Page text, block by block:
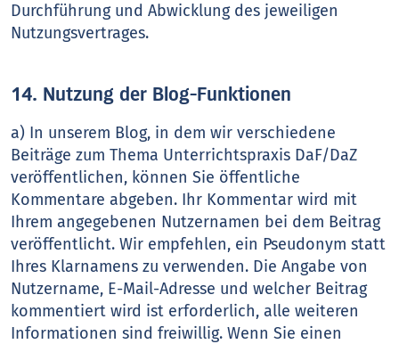
Durchführung und Abwicklung des jeweiligen
Nutzungsvertrages.
14. Nutzung der Blog-Funktionen
a) In unserem Blog, in dem wir verschiedene
Beiträge zum Thema Unterrichtspraxis DaF/DaZ
veröffentlichen, können Sie öffentliche
Kommentare abgeben. Ihr Kommentar wird mit
Ihrem angegebenen Nutzernamen bei dem Beitrag
veröffentlicht. Wir empfehlen, ein Pseudonym statt
Ihres Klarnamens zu verwenden. Die Angabe von
Nutzername, E-Mail-Adresse und welcher Beitrag
kommentiert wird ist erforderlich, alle weiteren
Informationen sind freiwillig. Wenn Sie einen